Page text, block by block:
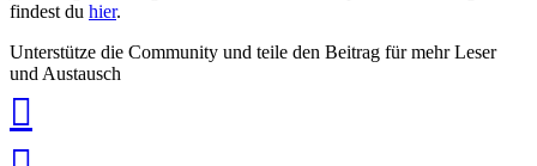
findest du hier.
Unterstütze die Community und teile den Beitrag für mehr Leser
und Austausch
teilen